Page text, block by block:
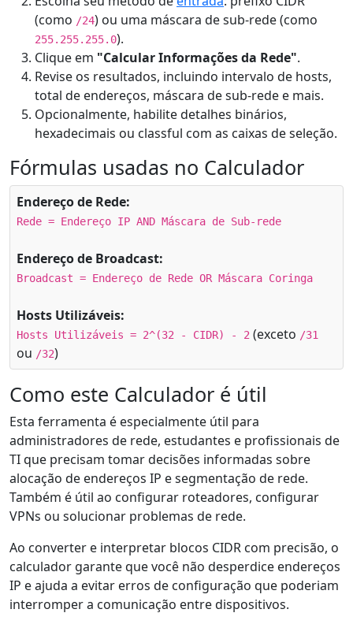
(como /24) ou uma máscara de sub-rede (como
255.255.255.0).
Clique em "Calcular Informações da Rede".
Revise os resultados, incluindo intervalo de hosts,
total de endereços, máscara de sub-rede e mais.
Opcionalmente, habilite detalhes binários,
hexadecimais ou classful com as caixas de seleção.
Fórmulas usadas no Calculador
Endereço de Rede:
Rede = Endereço IP AND Máscara de Sub-rede
Endereço de Broadcast:
Broadcast = Endereço de Rede OR Máscara Coringa
Hosts Utilizáveis:
Hosts Utilizáveis = 2^(32 - CIDR) - 2 (exceto /31
ou /32)
Como este Calculador é útil
Esta ferramenta é especialmente útil para
administradores de rede, estudantes e profissionais de
TI que precisam tomar decisões informadas sobre
alocação de endereços IP e segmentação de rede.
Também é útil ao configurar roteadores, configurar
VPNs ou solucionar problemas de rede.
Ao converter e interpretar blocos CIDR com precisão, o
calculador garante que você não desperdice endereços
IP e ajuda a evitar erros de configuração que poderiam
interromper a comunicação entre dispositivos.